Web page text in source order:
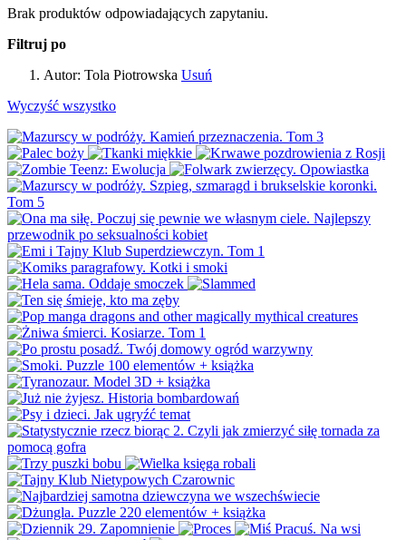
Brak produktów odpowiadających zapytaniu.
Filtruj po
Autor: Tola Piotrowska Usuń
Wyczyść wszystko